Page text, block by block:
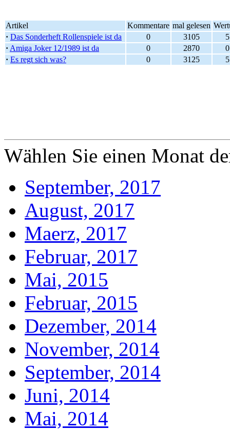
Artikel Kommentare mal gelesen
· Das Sonderheft Rollenspiele ist da 0 3105
5
· Amiga Joker 12/1989 ist da 0 2870
0
· Es regt sich was? 0 3125 5
Wählen Sie einen Monat
September, 2017
August, 2017
Maerz, 2017
Februar, 2017
Mai, 2015
Februar, 2015
Dezember, 2014
November, 2014
September, 2014
Juni, 2014
Mai, 2014